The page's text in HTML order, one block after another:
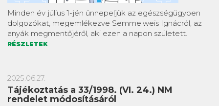
Minden év július 1-jén ünnepeljük az egészségügyben
dolgozókat, megemlékezve Semmelweis Ignácról, az
anyák megmentőjéről, aki ezen a napon született.
RÉSZLETEK
2025.06.27.
Tájékoztatás a 33/1998. (VI. 24.) NM
rendelet módosításáról